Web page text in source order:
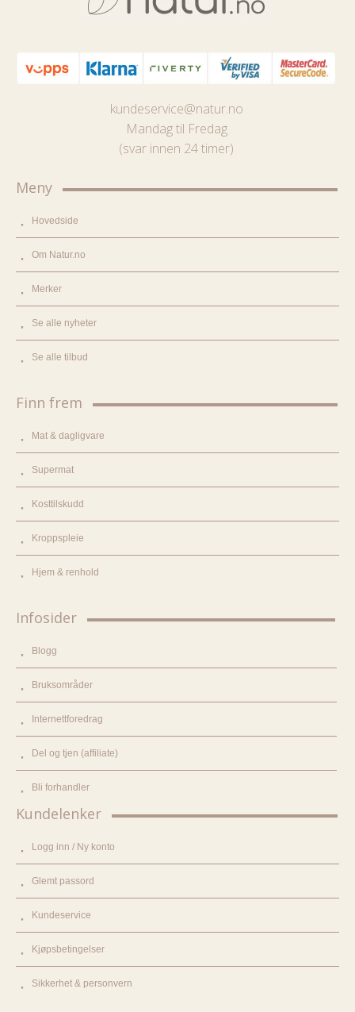
kundeservice@natur.no
Mandag til Fredag
(svar innen 24 timer)
Meny
Hovedside
Om Natur.no
Merker
Se alle nyheter
Se alle tilbud
Finn frem
Mat & dagligvare
Supermat
Kosttilskudd
Kroppspleie
Hjem & renhold
Infosider
Blogg
Bruksområder
Internettforedrag
Del og tjen (affiliate)
Bli forhandler
Kundelenker
Logg inn / Ny konto
Glemt passord
Kundeservice
Kjøpsbetingelser
Sikkerhet & personvern